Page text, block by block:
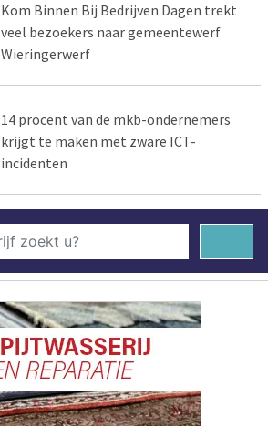
Kom Binnen Bij Bedrijven Dagen trekt
veel bezoekers naar gemeentewerf
Wieringerwerf
14 procent van de mkb-ondernemers
krijgt te maken met zware ICT-
incidenten